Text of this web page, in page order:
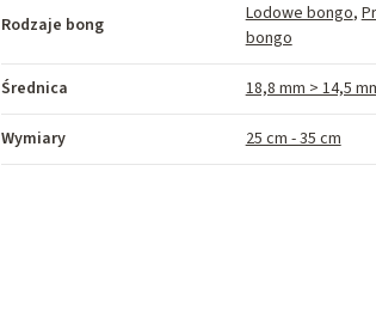
Rodzaje bong Lodowe bongo,
bongo
Średnica 18,8 mm > 14,5
Wymiary 25 cm - 35 cm